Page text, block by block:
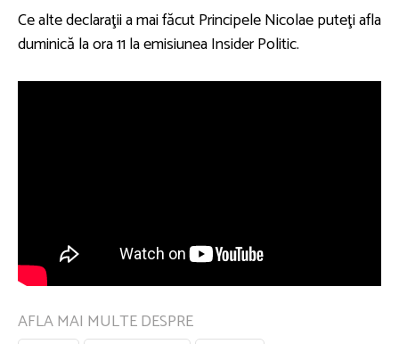
Ce alte declaraţii a mai făcut Principele Nicolae puteţi afla
duminică la ora 11 la emisiunea Insider Politic.
AFLA MAI MULTE DESPRE